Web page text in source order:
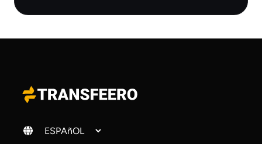
Cambiar idioma